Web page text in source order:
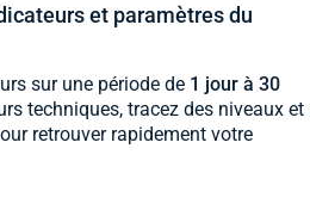
et paramètres du
sur une période de 1 jour à 30
techniques, tracez des niveaux et
retrouver rapidement votre